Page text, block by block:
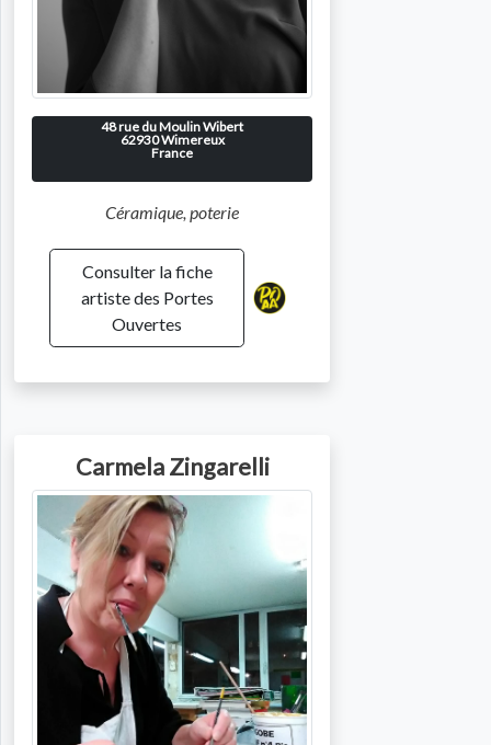
48 rue du Moulin Wibert
62930Wimereux
France
Céramique, poterie
Consulter la fiche
artiste des Portes
Ouvertes
Carmela Zingarelli
Photo de l'artiste